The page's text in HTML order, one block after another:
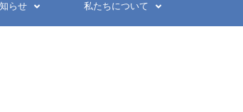
らせ 私たちについて